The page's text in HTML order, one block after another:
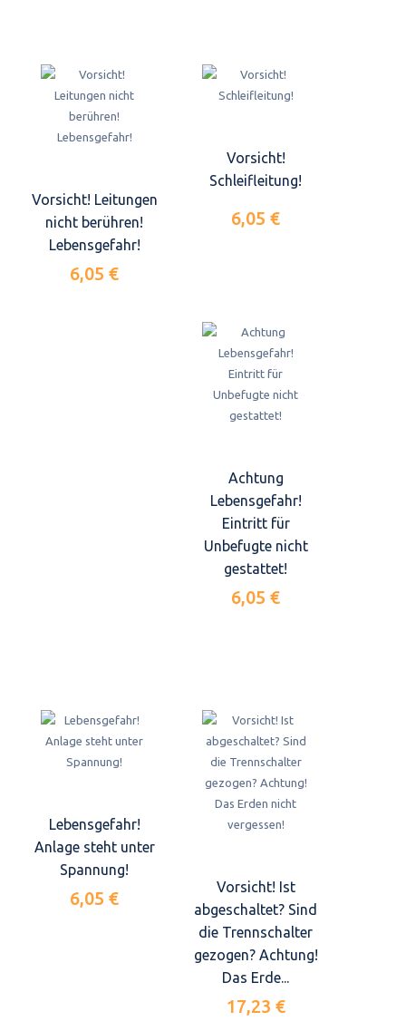
Vorsicht! Leitungen
nicht berühren!
Lebensgefahr!
6,05 €
Vorsicht!
Schleifleitung!
6,05 €
Achtung
Lebensgefahr!
Eintritt für
Unbefugte nicht
gestattet!
6,05 €
Lebensgefahr!
Anlage steht unter
Spannung!
6,05 €
Vorsicht! Ist
abgeschaltet? Sind
die Trennschalter
gezogen? Achtung!
Das Erde...
17,23 €